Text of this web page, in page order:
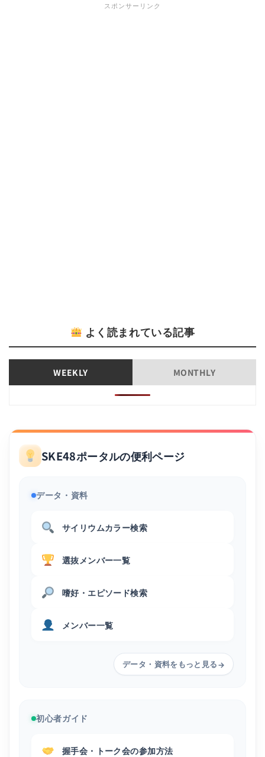
スポンサーリンク
よく読まれている記事
WEEKLY MONTHLY
SKE48ポータルの便利ページ
データ・資料
サイリウムカラー検索
選抜メンバー一覧
嗜好・エピソード検索
メンバー一覧
データ・資料をもっと見る→
初心者ガイド
握手会・トーク会の参加方法